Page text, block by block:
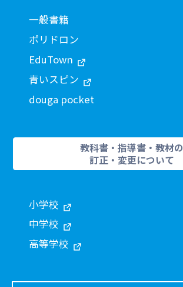
一般書籍
ポリドロン
EduTown
青いスピン
douga pocket
教科書・指導書・教材の
訂正・変更について
小学校
中学校
高等学校